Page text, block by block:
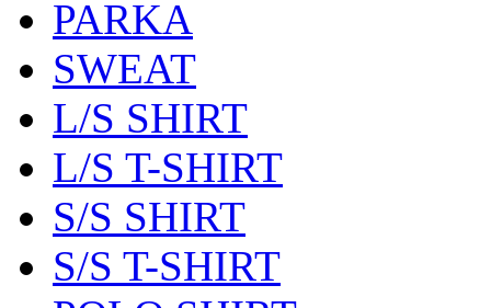
PARKA
SWEAT
L/S SHIRT
L/S T-SHIRT
S/S SHIRT
S/S T-SHIRT